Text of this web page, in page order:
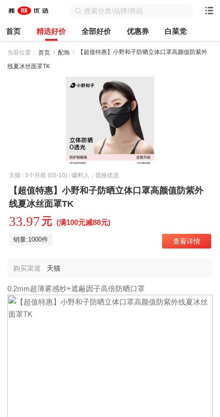
首页 精选好价 全部好价 优惠券 白菜党
当前位置： 首页 配饰 【超值特惠】小野和子防晒立体口罩高颜值防紫外
线夏冰丝面罩TK
天猫 3个月前 (05-10) 爆料人：我推优选
【超值特惠】小野和子防晒立体口罩高颜值防紫外
线夏冰丝面罩TK
33.97元 (满100元减88元)
销量:1000件 查看详情
购买渠道 天猫
0.2mm超薄雾感纱+遮蔽因子高倍防晒口罩